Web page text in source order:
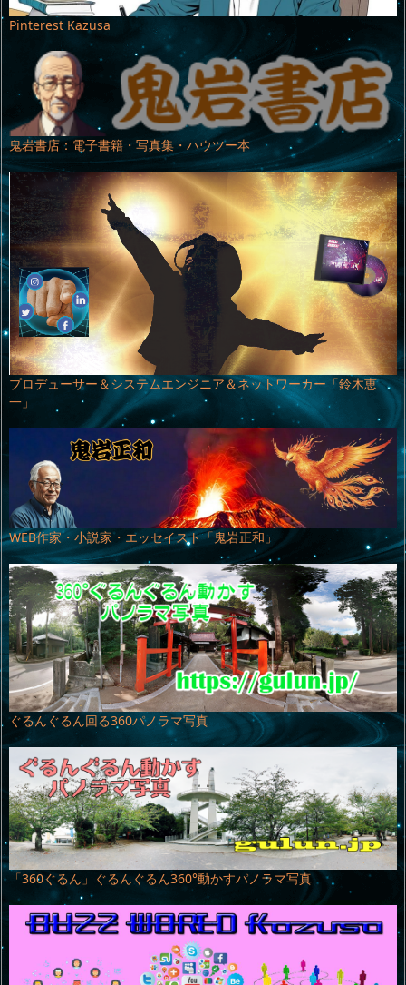
Pinterest Kazusa
鬼岩書店：電子書籍・写真集・ハウツー本
プロデューサー＆システムエンジニア＆ネットワーカー「鈴木恵
一」
WEB作家・小説家・エッセイスト「鬼岩正和」
ぐるんぐるん回る360パノラマ写真
「360ぐるん」ぐるんぐるん360°動かすパノラマ写真